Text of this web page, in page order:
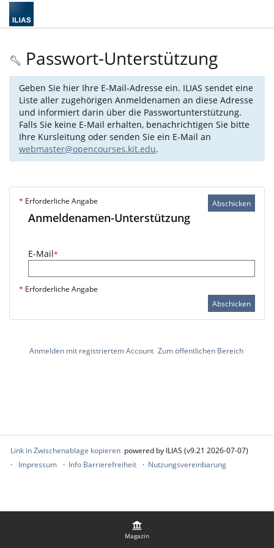
Magazin
Passwort-Unterstützung
Geben Sie hier Ihre E-Mail-Adresse ein. ILIAS sendet eine
Liste aller zugehörigen Anmeldenamen an diese Adresse
und informiert darin über die Passwortunterstützung.
Falls Sie keine E-Mail erhalten, benachrichtigen Sie bitte
Ihre Kursleitung oder senden Sie ein E-Mail an
webmaster@opencourses.kit.edu.
Abschicken
* Erforderliche Angabe
Anmeldenamen-Unterstützung
E-Mail*
* Erforderliche Angabe
Abschicken
Anmelden mit registriertem Account Zum öffentlichen Bereich
Link in Zwischenablage kopieren powered by ILIAS (v9.21 2026-07-07)
Impressum
Info Barrierefreiheit Nutzungsvereinbarung